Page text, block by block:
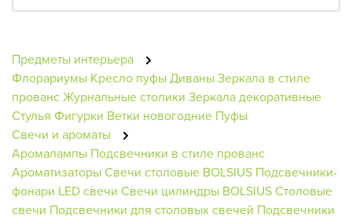
Предметы интерьера
Флорариумы Кресло пуфыДиваныЗеркала в стиле
провансЖурнальные столики Зеркала декоративные
Стулья Фигурки Ветки новогодние Пуфы
Свечи и ароматы
Аромалампы Подсвечники в стиле прованс
АроматизаторыСвечи столовые BOLSIUS Подсвечники-
фонари LED свечи Свечи цилиндры BOLSIUSСтоловые
свечи Подсвечники для столовых свечей Подсвечники